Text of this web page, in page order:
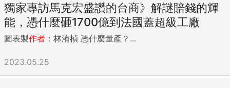
獨家專訪馬克宏盛讚的台商》解謎賠錢的輝
能，憑什麼砸1700億到法國蓋超級工廠
圖表製作者 ：林洧楨 憑什麼量產？...
2023.05.25